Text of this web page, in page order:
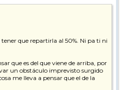
que repartirla al 50%. Ni pa ti ni
que es del que viene de arriba, por
un obstáculo imprevisto surgido
me lleva a pensar que el de la